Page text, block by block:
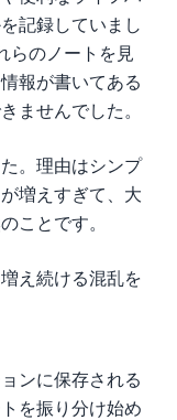
記録していまし
らのノートを見
報が書いてある
ませんでした。
。理由はシンプ
増えすぎて、大
ことです。
え続ける混乱を
ンに保存される
を振り分け始め